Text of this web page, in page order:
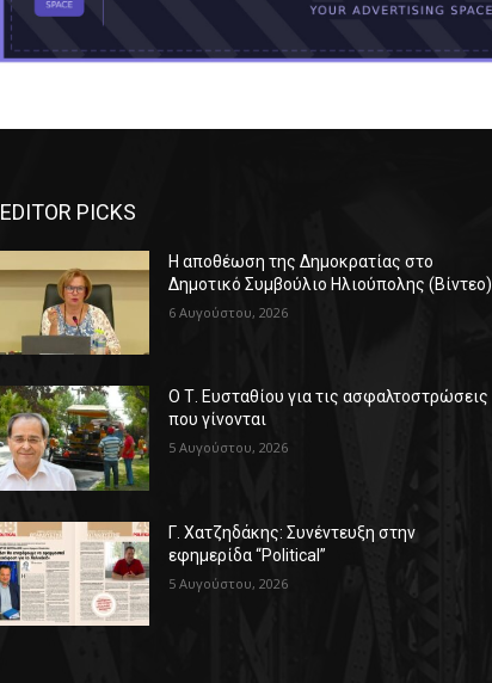
EDITOR PICKS
Η αποθέωση της Δημοκρατίας στο
Δημοτικό Συμβούλιο Ηλιούπολης (Βίντεο)
6 Αυγούστου, 2026
Ο Τ. Ευσταθίου για τις ασφαλτοστρώσεις
που γίνονται
5 Αυγούστου, 2026
Γ. Χατζηδάκης: Συνέντευξη στην
εφημερίδα “Political”
5 Αυγούστου, 2026